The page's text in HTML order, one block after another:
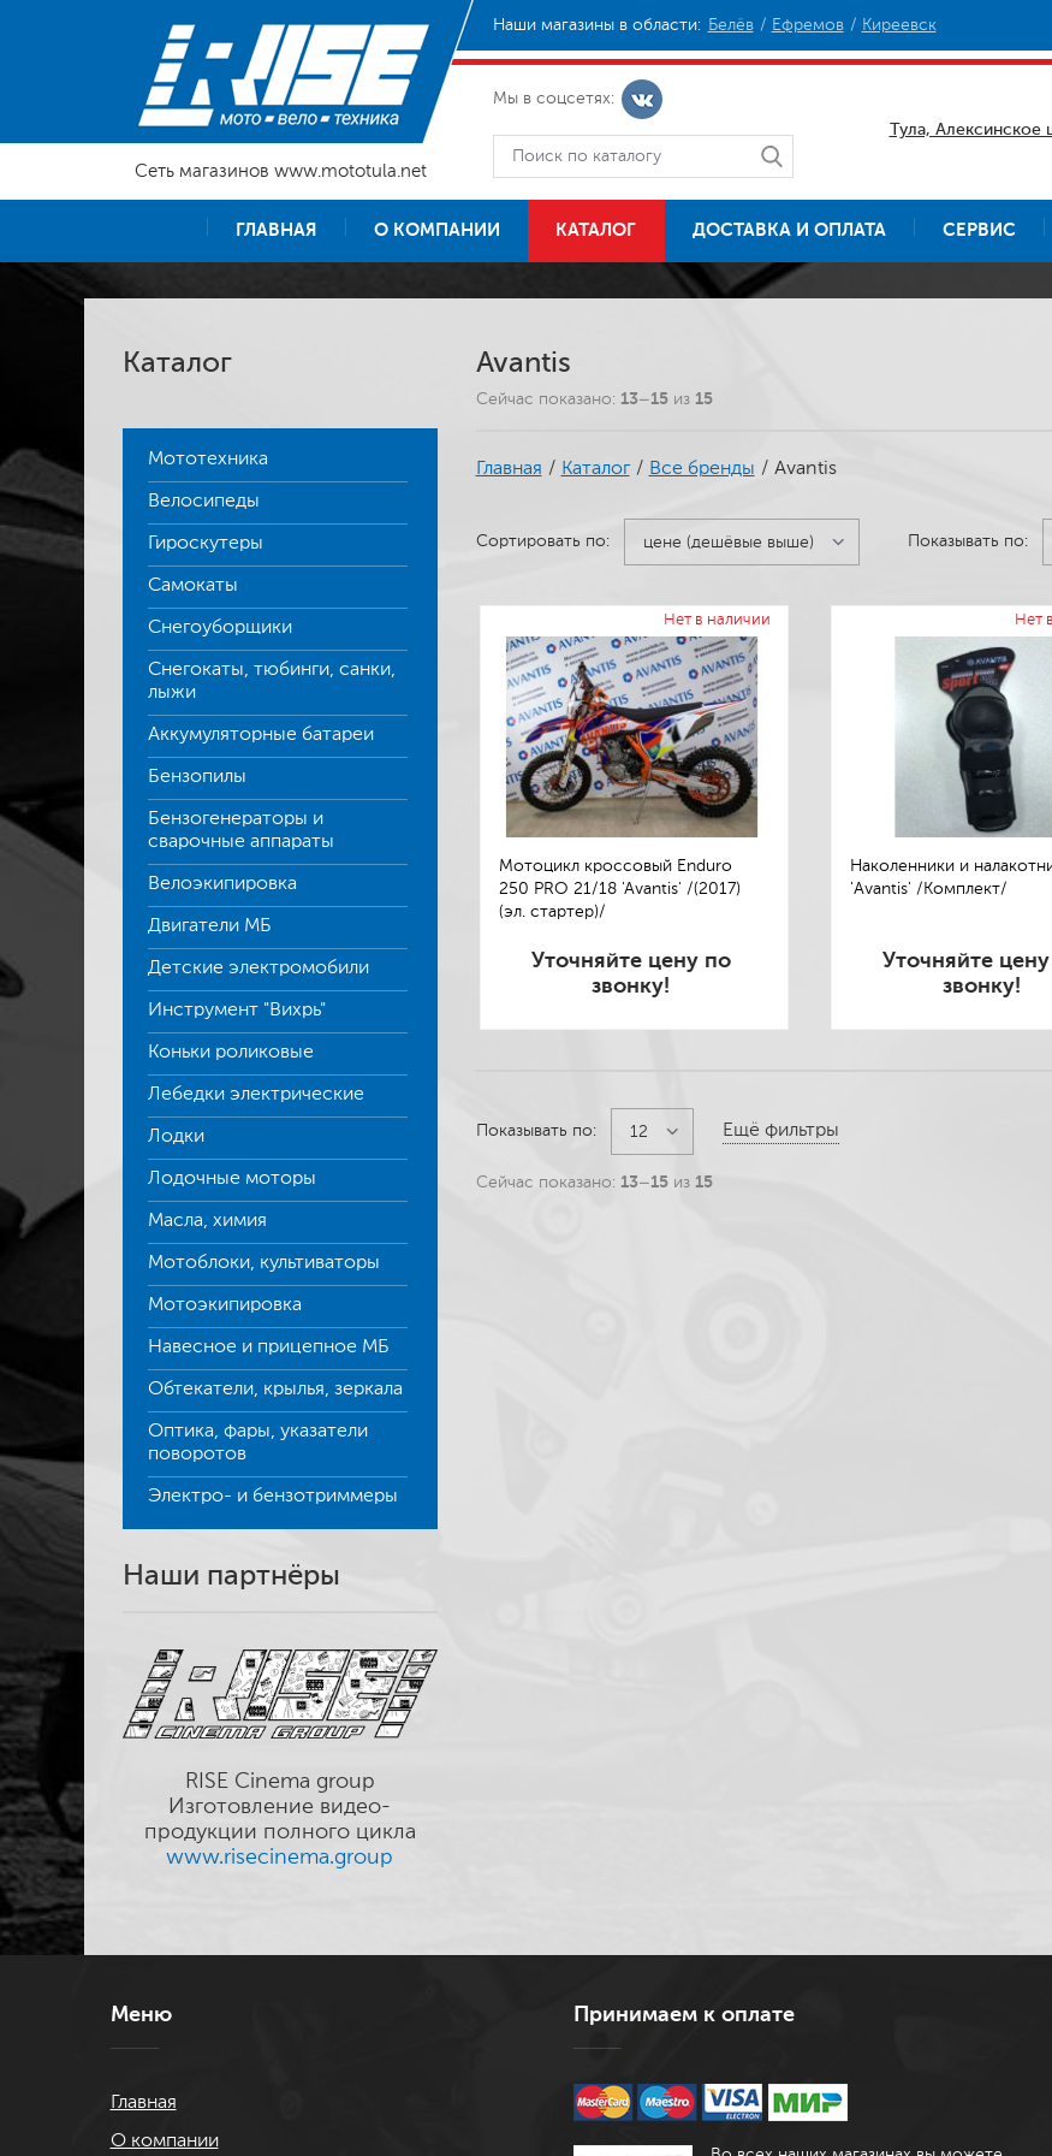
Сеть магазинов www.mototula.net
Наши магазины в области: Белёв Ефремов Киреевск
Мы в соцсетях:
Тула, Алексинское
ГЛАВНАЯ О КОМПАНИИ КАТАЛОГ ДОСТАВКА И ОПЛАТА СЕРВИС
Каталог
Мототехника
Велосипеды
Гироскутеры
Самокаты
Снегоуборщики
Снегокаты, тюбинги, санки,
лыжи
Аккумуляторные батареи
Бензопилы
Бензогенераторы и
сварочные аппараты
Велоэкипировка
Двигатели МБ
Детские электромобили
Инструмент "Вихрь"
Коньки роликовые
Лебедки электрические
Лодки
Лодочные моторы
Масла, химия
Мотоблоки, культиваторы
Мотоэкипировка
Навесное и прицепное МБ
Обтекатели, крылья, зеркала
Оптика, фары, указатели
поворотов
Электро- и бензотриммеры
Наши партнёры
RISE Cinema group
Изготовление видео-
продукции полного цикла
www.risecinema.group
Avantis
Сейчас показано: 13–15из 15
Главная / Каталог / Все бренды / Avantis
Сортировать по: цене (дешёвые выше) Показывать по:
Мотоцикл кроссовый Enduro
250 PRO 21/18 'Avantis' /(2017)
(эл. стартер)/
Уточняйте цену по
звонку!
Нет в наличии
Наколенники и
'Avantis' /Комплект/
Уточняйте
звонку!
Нет
Показывать по: 12 Ещё фильтры
Сейчас показано: 13–15из 15
Меню
Главная
О компании
Принимаем к оплате